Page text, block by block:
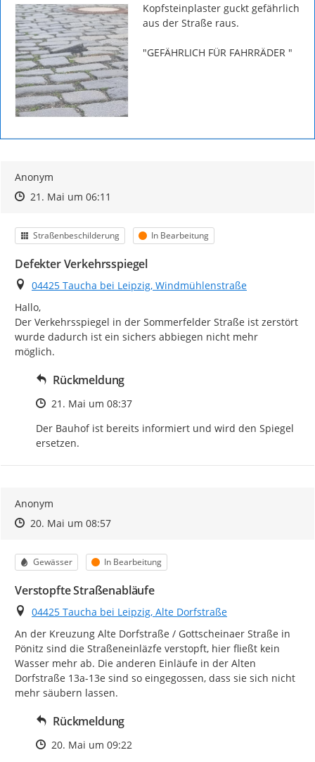
Kopfsteinplaster guckt gefährlich
aus der Straße raus.
"GEFÄHRLICH FÜR FAHRRÄDER "
Anonym
Zeitpunkt des Erstellens
Zeitpunkt des Erstellens
21. Mai um 06:11
Kategorie
Straßenbeschilderung Status
In Bearbeitung
Defekter Verkehrsspiegel
Ort
04425 Taucha bei Leipzig, Windmühlenstraße
Hallo,
Der Verkehrsspiegel in der Sommerfelder Straße ist zerstört
wurde dadurch ist ein sichers abbiegen nicht mehr
möglich.
Rückmeldung
Zeitpunkt des Erstellens
21. Mai um 08:37
Der Bauhof ist bereits informiert und wird den Spiegel
ersetzen.
Anonym
Zeitpunkt des Erstellens
Zeitpunkt des Erstellens
20. Mai um 08:57Zur Äußerung
Kategorie
Gewässer Status
In Bearbeitung
Verstopfte Straßenabläufe
Ort
04425 Taucha bei Leipzig, Alte Dorfstraße
An der Kreuzung Alte Dorfstraße / Gottscheinaer Straße in
Pönitz sind die Straßeneinläzfe verstopft, hier fließt kein
Wasser mehr ab. Die anderen Einläufe in der Alten
Dorfstraße 13a-13e sind so eingegossen, dass sie sich nicht
mehr säubern lassen.
Rückmeldung
Zeitpunkt des Erstellens
20. Mai um 09:22